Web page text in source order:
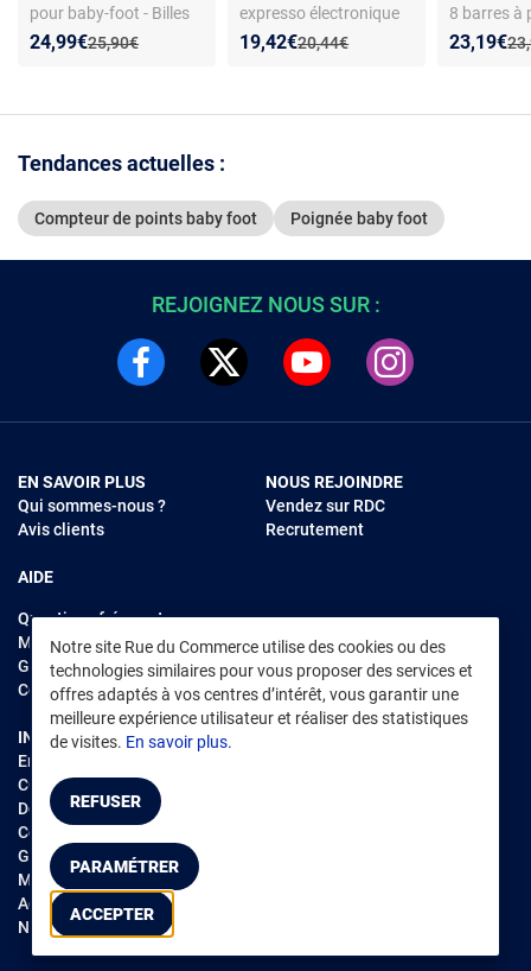
pour baby-foot - Billes
de remplacement - Lot
Ancien prix :
25,90€
Nouveau prix :
24,99€
Réduction de :
expresso électronique
A2502278 - Machine
Ancien prix :
20,44€
Nouveau prix :
19,42€
Réduction de :
8 barres à
Matériau
Nouveau
23,19€
Tendances actuelles :
Compteur de points baby foot Poignée baby foot
Notre site Rue du Commerce utilise des cookies ou des
technologies similaires pour vous proposer des services et
offres adaptés à vos centres d’intérêt, vous garantir une
meilleure expérience utilisateur et réaliser des statistiques
de visites. En savoir plus.
REFUSER
PARAMÉTRER
ACCEPTER
REJOIGNEZ NOUS SUR :
EN SAVOIR PLUS
Qui sommes-nous ?
Avis clients
AIDE
Questions fréquentes
Modes de règlements
Garantie et retours
Contacter Rue du Commerce
NOUS REJOINDRE
Vendez sur RDC
Recrutement
INFORMATIONS LÉGALES
Environnement
CGV /CGU Marketplace
Données personnelles
Cookies
Gérer mes cookies
Mentions légales
Accessibilité : non conforme
Notice d'accessibilité